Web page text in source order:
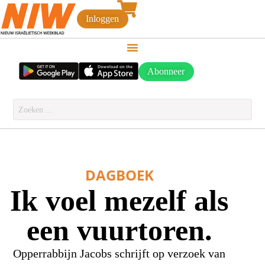
Inloggen
Abonneer
DAGBOEK
Ik voel mezelf als
een vuurtoren.
Opperrabbijn Jacobs schrijft op verzoek van